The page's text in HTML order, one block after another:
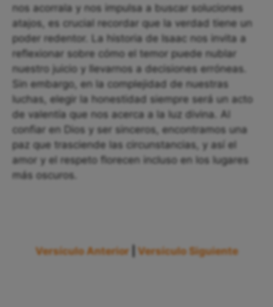
nos acorrala y nos impulsa a buscar soluciones
atajos, es crucial recordar que la verdad tiene un
poder redentor. La historia de Isaac nos invita a
reflexionar sobre cómo el temor puede nublar
nuestro juicio y llevarnos a decisiones erróneas.
Sin embargo, en la complejidad de nuestras
luchas, elegir la honestidad siempre será un acto
de valentía que nos acerca a la luz divina. Al
confiar en Dios y ser sinceros, encontramos una
paz que trasciende las circunstancias, y así el
amor y el respeto florecen incluso en los lugares
más oscuros.
Versículo Anterior Versículo Siguiente